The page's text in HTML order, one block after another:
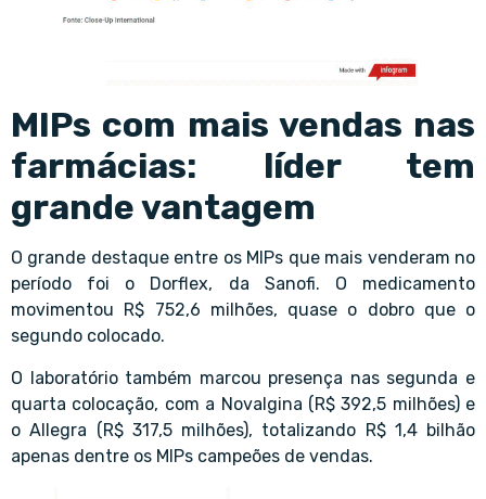
MIPs com mais vendas nas
farmácias: líder tem
grande vantagem
O grande destaque entre os MIPs que mais venderam no
período foi o Dorflex, da Sanofi. O medicamento
movimentou R$ 752,6 milhões, quase o dobro que o
segundo colocado.
O laboratório também marcou presença nas segunda e
quarta colocação, com a Novalgina (R$ 392,5 milhões) e
o Allegra (R$ 317,5 milhões), totalizando R$ 1,4 bilhão
apenas dentre os MIPs campeões de vendas.